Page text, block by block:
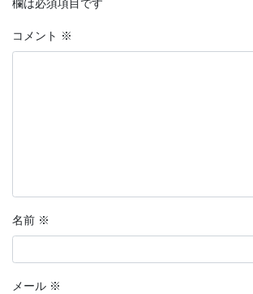
欄は必須項目です
コメント ※
名前 ※
メール ※